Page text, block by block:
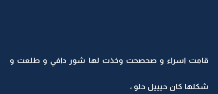
قامت اسراء و صحصحت وخذت لها شور دافي و طلعت و
شكلها كان حيييل حلو ،